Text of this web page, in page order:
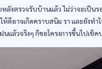
งตรวจรับบ้านแล้ว ไม่ว่าจะเป็น
ดีอาจเกิดคราบสนิม รา และยังทำ
ล้วจริงๆ ก็ขอโครงการขึ้นไปเช็ค